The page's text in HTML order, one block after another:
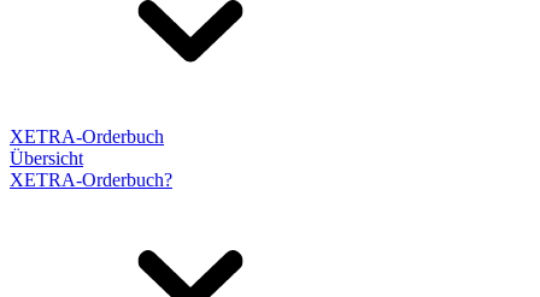
XETRA-Orderbuch
Übersicht
XETRA-Orderbuch?